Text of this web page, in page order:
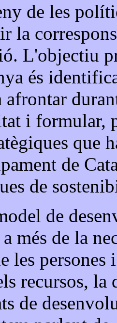
de les
la
L'objectiu
és
afrontar
i formular,
que
de
de
de
més de la
les
recursos,
de